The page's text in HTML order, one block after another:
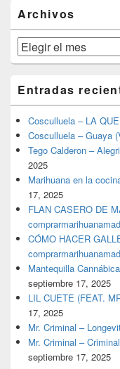
lateral
primaria
Archivos
Archivos
Entradas
Cosculluela – LA
Cosculluela – Guaya
Tego Calderon –
2025
Marihuana en la
17, 2025
FLAN CASERO DE
CÓMO HACER
Mantequilla
septiembre 17, 2025
LIL CUETE (FEAT.
17, 2025
Mr. Criminal –
Mr. Criminal –
septiembre 17, 2025